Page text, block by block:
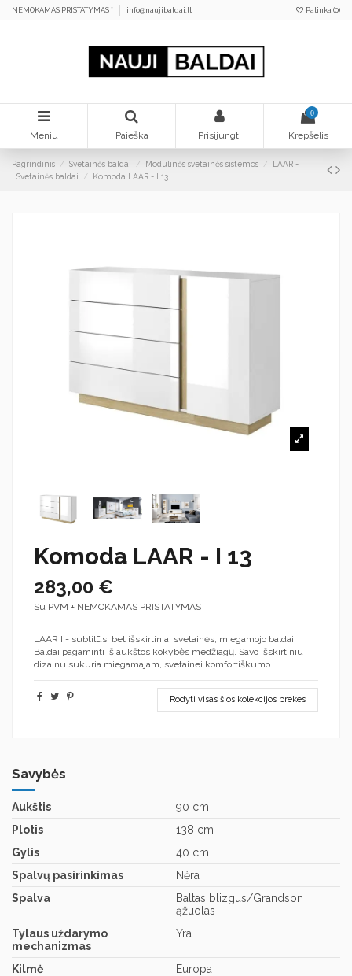
NEMOKAMAS PRISTATYMAS * info@naujibaldai.lt Patinka (0)
Meniu Paieška Prisijungti
0
Krepšelis
Pagrindinis Svetainės baldai Modulinės svetainės sistemos
LAAR -
I Svetainės baldai
Komoda LAAR - I 13
Komoda LAAR - I 13
283,00 €
Su PVM + NEMOKAMAS PRISTATYMAS
LAAR I - subtilūs, bet išskirtiniai svetainės, miegamojo baldai.
Baldai pagaminti iš aukštos kokybės medžiagų. Savo išskirtiniu
dizainu sukuria miegamajam, svetainei komfortiškumo.
Rodyti visas šios kolekcijos prekes
Savybės
Aukštis
90 cm
Plotis
138 cm
Gylis
40 cm
Spalvų pasirinkimas
Nėra
Spalva
Baltas blizgus/Grandson
ąžuolas
Tylaus uždarymo
mechanizmas
Yra
Kilmė
Europa